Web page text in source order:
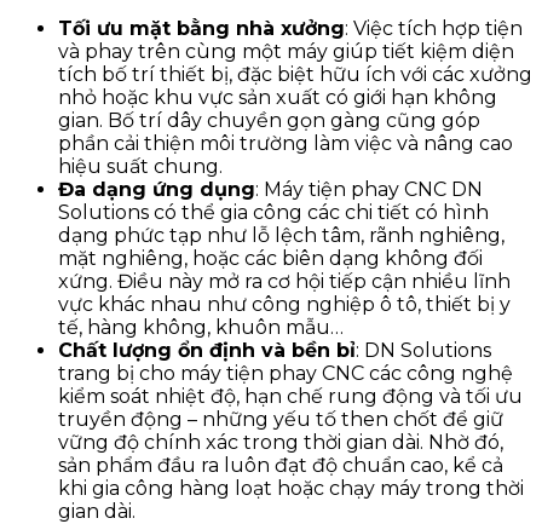
Tối ưu mặt bằng nhà xưởng: Việc tích hợp tiện
và phay trên cùng một máy giúp tiết kiệm diện
tích bố trí thiết bị, đặc biệt hữu ích với các xưởng
nhỏ hoặc khu vực sản xuất có giới hạn không
gian. Bố trí dây chuyền gọn gàng cũng góp
phần cải thiện môi trường làm việc và nâng cao
hiệu suất chung.
Đa dạng ứng dụng: Máy tiện phay CNC DN
Solutions có thể gia công các chi tiết có hình
dạng phức tạp như lỗ lệch tâm, rãnh nghiêng,
mặt nghiêng, hoặc các biên dạng không đối
xứng. Điều này mở ra cơ hội tiếp cận nhiều lĩnh
vực khác nhau như công nghiệp ô tô, thiết bị y
tế, hàng không, khuôn mẫu…
Chất lượng ổn định và bền bỉ: DN Solutions
trang bị cho máy tiện phay CNC các công nghệ
kiểm soát nhiệt độ, hạn chế rung động và tối ưu
truyền động – những yếu tố then chốt để giữ
vững độ chính xác trong thời gian dài. Nhờ đó,
sản phẩm đầu ra luôn đạt độ chuẩn cao, kể cả
khi gia công hàng loạt hoặc chạy máy trong thời
gian dài.